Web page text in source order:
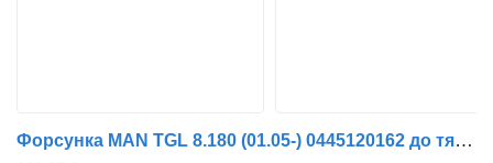
Форсунка MAN TGL 8.180 (01.05-) 0445120162 до тягача MAN TGL, TGM, TGS, TGX (2005-2021)